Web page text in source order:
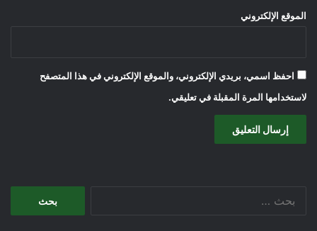
الموقع الإلكتروني
احفظ اسمي، بريدي الإلكتروني، والموقع الإلكتروني في هذا المتصفح
لاستخدامها المرة المقبلة في تعليقي.